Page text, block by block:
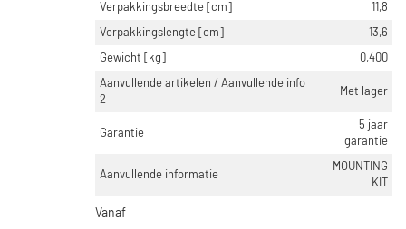
Verpakkingsbreedte [cm]
11,8
Verpakkingslengte [cm]
13,6
Gewicht [kg]
0,400
Aanvullende artikelen / Aanvullende info
2
Met lager
Garantie
5 jaar
garantie
Aanvullende informatie
MOUNTING
KIT
Vanaf